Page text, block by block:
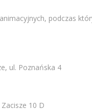
podczas
ul. Poznańska 4
10 D